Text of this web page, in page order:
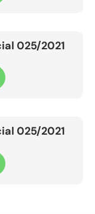
025/2021
025/2021